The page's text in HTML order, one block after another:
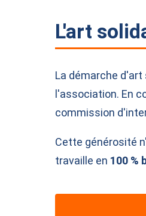
L'art
La démarche
l'association. En
commission
Cette générosité
travaille en 100 %